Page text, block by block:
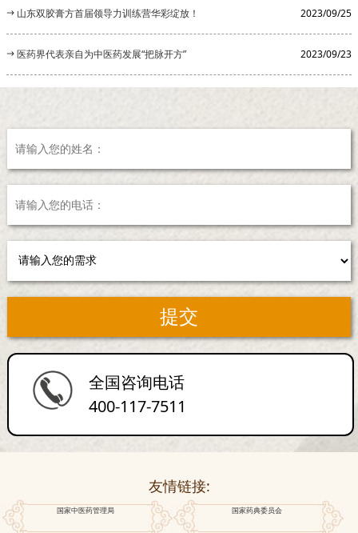
开 山东双胶膏方首届领导力训练营华彩绽放！ 2023/09/25
医药界代表亲自为中医药发展“把脉开方” 2023/09/23
全国咨询电话
400-117-7511
友情链接:
国家中医药管理局 国家药典委员会